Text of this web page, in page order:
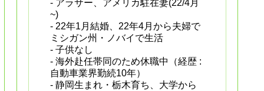
- アラサー、アメリカ駐在妻(22/4月
~)
- 22年1月結婚、22年4月から夫婦で
ミシガン州・ノバイで生活
- 子供なし
- 海外赴任帯同のため休職中（経歴 :
自動車業界勤続10年）
- 静岡生まれ・栃木育ち、大学から